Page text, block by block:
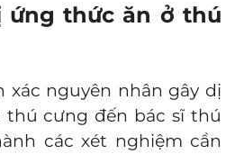
ứng thức ăn ở thú
xác nguyên nhân gây dị
thú cưng đến bác sĩ thú
các xét nghiệm cần